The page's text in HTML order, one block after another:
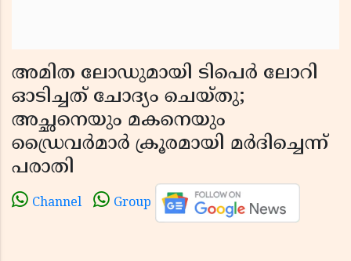
അമിത ലോഡുമായി ടിപെർ ലോറി
ഓടിച്ചത് ചോദ്യം ചെയ്തു;
അച്ഛനെയും മകനെയും
ഡ്രൈവർമാർ ക്രൂരമായി മർദിച്ചെന്ന്
പരാതി
Channel Group